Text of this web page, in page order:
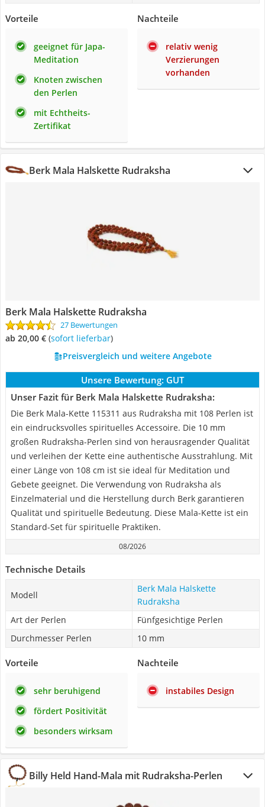
Vorteile
geeignet für Japa-
Meditation
Knoten zwischen
den Perlen
mit Echtheits-
Zertifikat
Nachteile
relativ wenig
Verzierungen
vorhanden
Berk Mala Halskette Rudraksha
Berk Mala Halskette Rudraksha
27 Bewertungen
ab 20,00 € ( Sofort lieferbar)
Preisvergleich und weitere Angebote
Unsere Bewertung: GUT
Unser Fazit für Berk Mala Halskette Rudraksha:
Die Berk Mala-Kette 115311 aus Rudraksha mit 108 Perlen ist
ein eindrucksvolles spirituelles Accessoire. Die 10 mm
großen Rudraksha-Perlen sind von herausragender Qualität
und verleihen der Kette eine authentische Ausstrahlung. Mit
einer Länge von 108 cm ist sie ideal für Meditation und
Gebete geeignet. Die Verwendung von Rudraksha als
Einzelmaterial und die Herstellung durch Berk garantieren
Qualität und spirituelle Bedeutung. Diese Mala-Kette ist ein
Standard-Set für spirituelle Praktiken.
08/2026
Technische Details
Modell
Berk Mala Halskette
Rudraksha
Art der Perlen
Fünfgesichtige Perlen
Durchmesser Perlen
10 mm
Vorteile
sehr beruhigend
fördert Positivität
besonders wirksam
Nachteile
instabiles Design
Billy Held Hand-Mala mit Rudraksha-Perlen